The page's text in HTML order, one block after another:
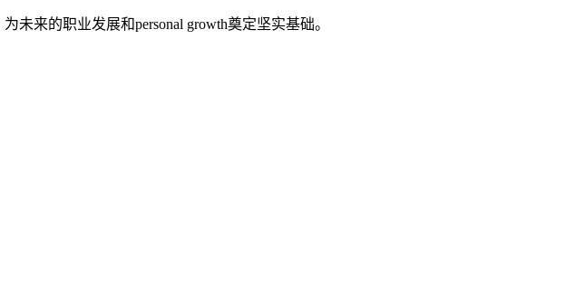
来的职业发展和personal growth奠定坚实基础。